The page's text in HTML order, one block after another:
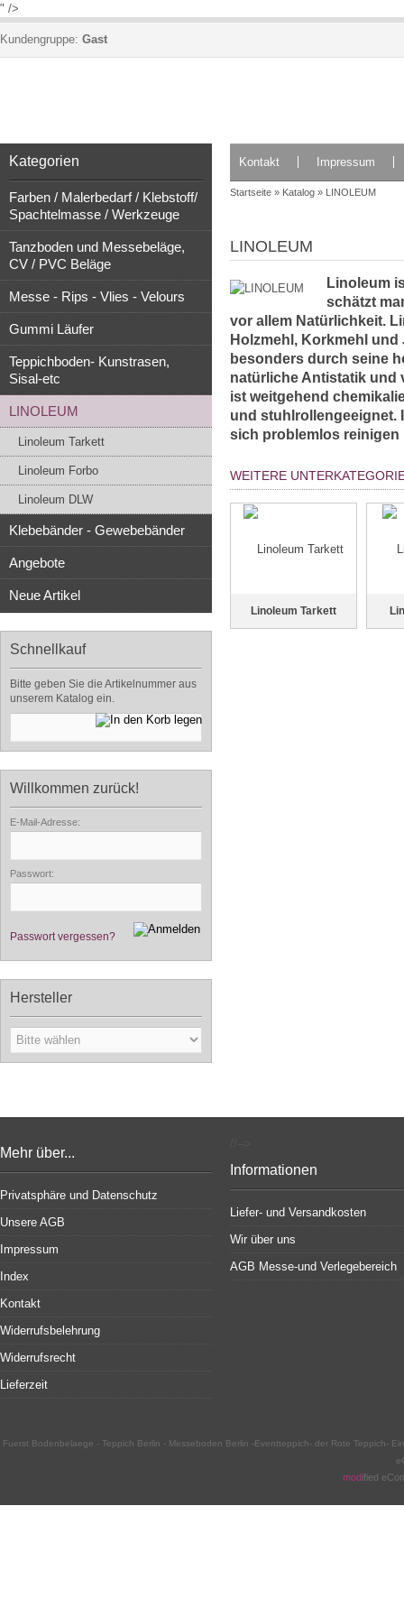
" />
Kundengruppe: Gast
Kategorien
Farben / Malerbedarf / Klebstoff/
Spachtelmasse / Werkzeuge
Tanzboden und Messebeläge,
CV / PVC Beläge
Messe - Rips - Vlies - Velours
Gummi Läufer
Teppichboden- Kunstrasen,
Sisal-etc
LINOLEUM
Linoleum Tarkett
Linoleum Forbo
Linoleum DLW
Klebebänder - Gewebebänder
Angebote
Neue Artikel
Schnellkauf
Bitte geben Sie die Artikelnummer aus
unserem Katalog ein.
Willkommen zurück!
E-Mail-Adresse:
Passwort:
Passwort vergessen?
Hersteller
Kontakt Impressum
Startseite » Katalog » LINOLEUM
LINOLEUM
Linoleum
schätzt
vor allem Natürlichkeit.
Holzmehl, Korkmehl
besonders durch seine
natürliche Antistatik und
ist weitgehend
und stuhlrollengeeignet.
sich problemlos reinigen
WEITERE
Linoleum Tarkett
Mehr über...
Privatsphäre und Datenschutz
Unsere AGB
Impressum
Index
Kontakt
Widerrufsbelehrung
Widerrufsrecht
Lieferzeit
Informationen
Liefer- und Versandkosten
Wir über uns
AGB Messe-und Verlegebereich
Fuerst Bodenbelaege - Teppich Berlin - Messeboden Berlin -Eventteppich- der Rote
modified